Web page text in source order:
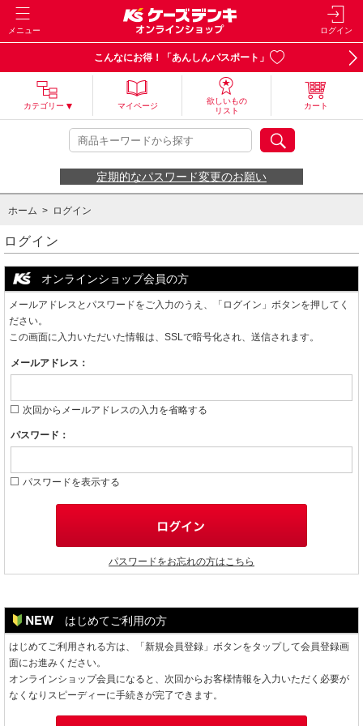
メニュー ログイン
こんなにお得！「あんしんパスポート」
カテゴリー マイページ
欲しいもの
リスト
カート
定期的なパスワード変更のお願い
ホーム > ログイン
ログイン
オンラインショップ会員の方
メールアドレスとパスワードをご入力のうえ、「ログイン」ボタンを押してく
ださい。
この画面に入力いただいた情報は、SSLで暗号化され、送信されます。
メールアドレス：
次回からメールアドレスの入力を省略する
パスワード：
パスワードを表示する
パスワードをお忘れの方はこちら
はじめてご利用の方
はじめてご利用される方は、「新規会員登録」ボタンをタップして会員登録画
面にお進みください。
オンラインショップ会員になると、次回からお客様情報を入力いただく必要が
なくなりスピーディーに手続きが完了できます。